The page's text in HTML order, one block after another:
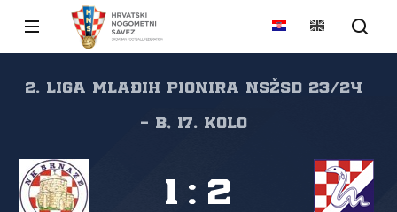
2. liga mlađih pionira NSŽSD 23/24
- B, 17. kolo
1 : 2